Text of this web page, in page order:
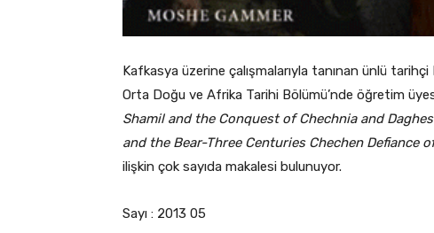
Kafkasya üzerine çalışmalarıyla tanınan ünlü
Orta Doğu ve Afrika Tarihi Bölümü’nde öğretim
Shamil and the Conquest of Chechnia and
and the Bear-Three Centuries Chechen Defiance
ilişkin çok sayıda makalesi bulunuyor.
Sayı : 2013 05